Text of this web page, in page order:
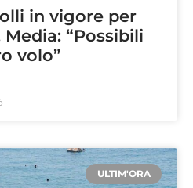
in vigore per
“Possibili
volo”
ULTIM'ORA